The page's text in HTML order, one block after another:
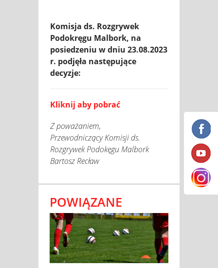
Komisja ds. Rozgrywek
Podokręgu Malbork, na
posiedzeniu w dniu 23.08.2023
r. podjęła następujące
decyzje:
Kliknij aby pobrać
Z poważaniem,
Przewodniczący Komisji ds.
Rozgrywek Podokęgu Malbork
Bartosz Recław
POWIĄZANE